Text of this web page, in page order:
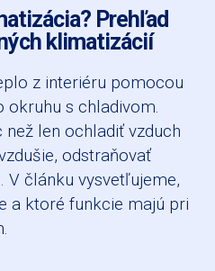
Prehľad
klimatizácií
z interiéru pomocou
okruhu s chladivom.
len ochladiť vzduch
odstraňovať
V článku vysvetľujeme,
a ktoré funkcie majú pri